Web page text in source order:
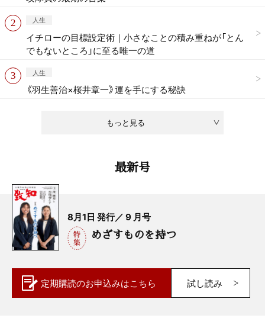
もっと見る
人生
イチローの目標設定術｜小さなことの積み重ねが「とん
でもないところ」に至る唯一の道
人生
《羽生善治×桜井章一》運を手にする秘訣
最新号
8月1日 発行／ 9 月号
めざすものを持つ
定期購読のお申込みはこちら 試し読み